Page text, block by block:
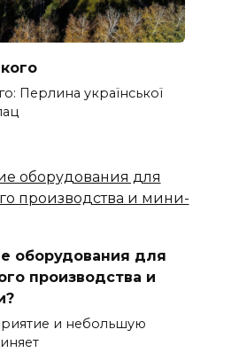
Перлина української
оборудования для
производства и
и небольшую